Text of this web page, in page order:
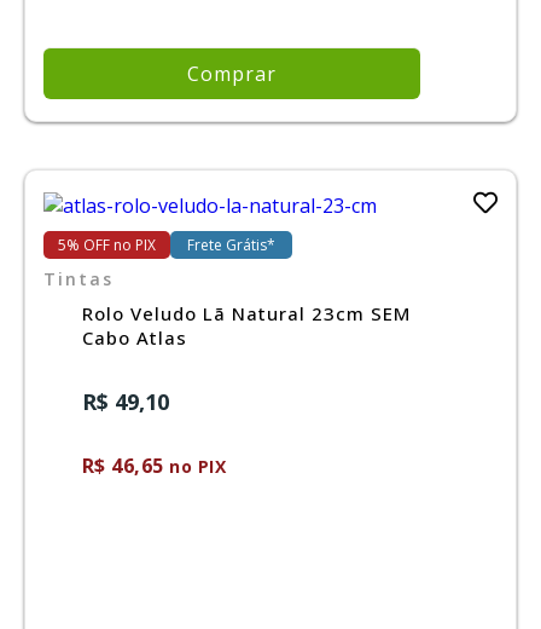
Comprar
5% OFF no PIX Frete Grátis*
Tintas
Rolo Veludo Lã Natural 23cm SEM
Cabo Atlas
R$ 49,10
R$ 46,65 no PIX